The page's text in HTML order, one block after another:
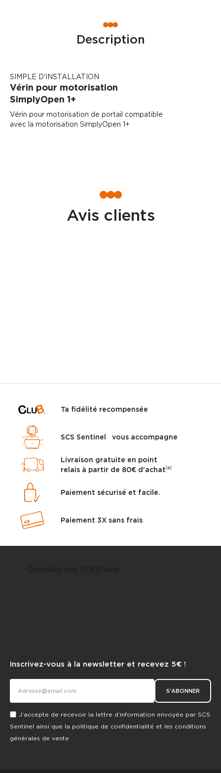
Description
SIMPLE D'INSTALLATION
Vérin pour motorisation
SimplyOpen 1+
Vérin pour motorisation de portail compatible
avec la motorisation SimplyOpen 1+
Avis clients
Ta fidélité recompensée
SCS Sentinel vous accompagne
Livraison gratuite en point
relais à partir de 80€ d'achat⁽²⁾
Paiement sécurisé et facile.
Paiement 3X sans frais
Inscrivez-vous à la newsletter et recevez 5€ !
S'ABONNER
J’accepte de recevoir la lettre d’information envoyée par SCS
Sentinel ainsi que la politique de confidentialité et les conditions
générales de vente